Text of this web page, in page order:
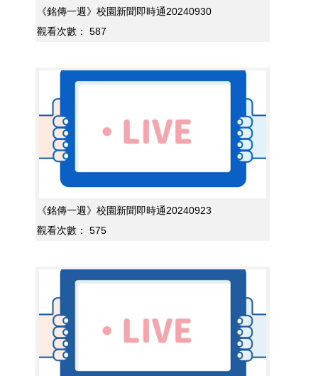
《銘傳一週》校園新聞即時通20240930
觀看次數：
587
《銘傳一週》校園新聞即時通20240923
觀看次數：
575